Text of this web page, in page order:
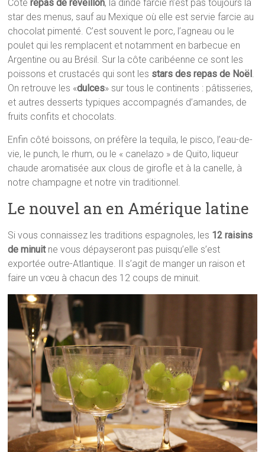
Côtérepas de réveillon, la dinde farcie n’est pas toujours la
star des menus, sauf au Mexique où elle est servie farcie au
chocolat pimenté. C’est souvent le porc, l’agneau ou le
poulet qui les remplacent et notamment en barbecue en
Argentine ou au Brésil. Sur la côte caribéenne ce sont les
poissons et crustacés qui sont les stars des repas de Noël .
On retrouve les «dulces» sur tous le continents : pâtisseries,
et autres desserts typiques accompagnés d’amandes, de
fruits confits et chocolats.
Enfin côté boissons, on préfère la tequila, le pisco, l’eau-de-
vie, le punch, le rhum, ou le « canelazo » de Quito, liqueur
chaude aromatisée aux clous de girofle et à la canelle, à
notre champagne et notre vin traditionnel.
Le nouvel an en Amérique latine
Si vous connaissez les traditions espagnoles, les 12 raisins
de minuitne vous dépayseront pas puisqu’elle s’est
exportée outre-Atlantique. Il s’agit de manger un raison et
faire un vœu à chacun des 12 coups de minuit.